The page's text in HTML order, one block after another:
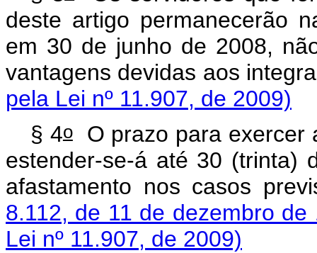
deste artigo permanecerão
em 30 de junho de 2008,
vantagens devidas
pela Lei nº 11.907, de 2009)
§ 4oO prazo para exercer
estender-se-á até 30 (trinta)
afastamento nos casos
8.112, de 11 de dezembro de
Lei nº 11.907, de 2009)